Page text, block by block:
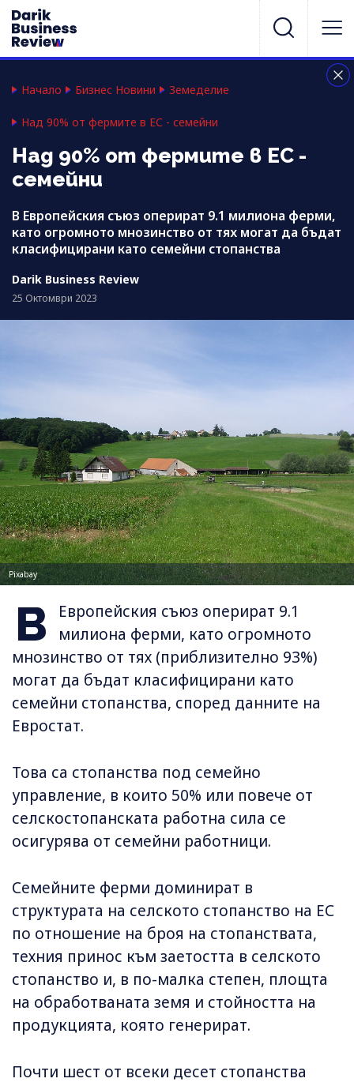
Начало Бизнес Новини Земеделие
Над 90% от фермите в ЕС - семейни
Над 90% от фермите в ЕС -
семейни
В Европейския съюз оперират 9.1 милиона ферми,
като огромното мнозинство от тях могат да бъдат
класифицирани като семейни стопанства
Darik Business Review
25 Октомври 2023
Pixabay
В
Европейския съюз оперират 9.1
милиона ферми, като огромното
мнозинство от тях (приблизително 93%)
могат да бъдат класифицирани като
семейни стопанства, според данните на
Евростат.
Това са стопанства под семейно
управление, в които 50% или повече от
селскостопанската работна сила се
осигурява от семейни работници.
Семейните ферми доминират в
структурата на селското стопанство на ЕС
по отношение на броя на стопанствата,
техния принос към заетостта в селското
стопанство и, в по-малка степен, площта
на обработваната земя и стойността на
продукцията, която генерират.
Почти шест от всеки десет стопанства